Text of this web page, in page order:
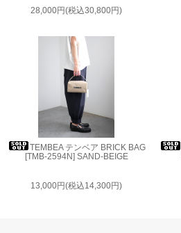
28,000円(税込30,800円)
TEMBEA テンベア BRICK BAG
[TMB-2594N] SAND-BEIGE
13,000円(税込14,300円)